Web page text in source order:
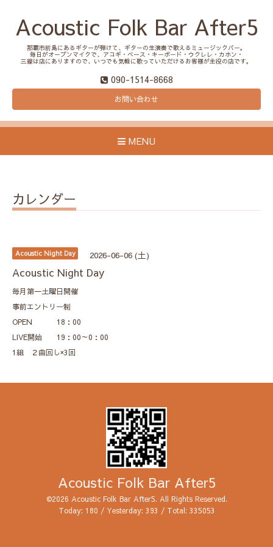
Acoustic Folk Bar After5
那覇市前島にあるギターが弾けて、ギターの生演奏で歌えるミュージックバー。
毎日がオープンマイクで、アコギ・ベース・キーボード・ウクレレ・カホン・
三線は店にありますので、いつでも気軽に歌っていただけるお客様が主役の店です。
090-1514-8668
お問い合わせ
MENU
カレンダー
Acoustic Night Day 2026-06-06 (土)
Acoustic Night Day
毎月第一土曜日開催
事前エントリー制
OPEN 18：00
LIVE開始 19：00～0：00
1組 ２曲回し×3回
Acoustic Folk Bar After5
©2026 Acoustic Folk Bar After5. All Rights Reserved.
Today: 180 / Yesterday: 393 / Total: 335053